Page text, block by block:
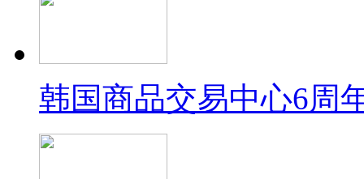
韩国商品交易中心6周